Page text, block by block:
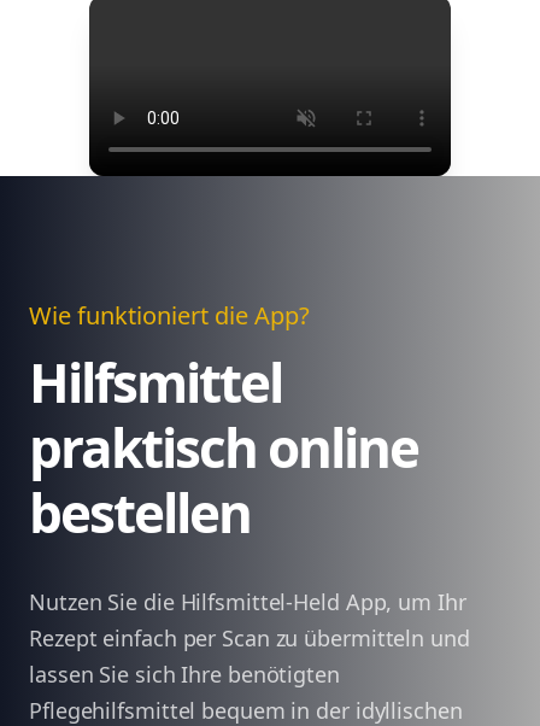
Wie funktioniert die App?
Hilfsmittel
praktisch online
bestellen
Nutzen Sie die Hilfsmittel-Held App, um Ihr
Rezept einfach per Scan zu übermitteln und
lassen Sie sich Ihre benötigten
Pflegehilfsmittel bequem in der idyllischen